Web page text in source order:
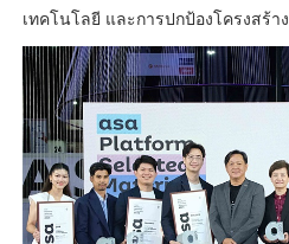
เทคโนโลยี และการปกป้องโครงสร้าง